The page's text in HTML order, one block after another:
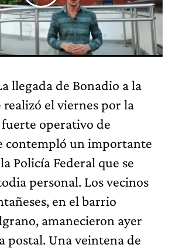
llegada de Bonadio a la
realizó el viernes por la
operativo de
contempló un importante
Policía Federal que se
personal. Los vecinos
en el barrio
amanecieron ayer
postal. Una veintena de